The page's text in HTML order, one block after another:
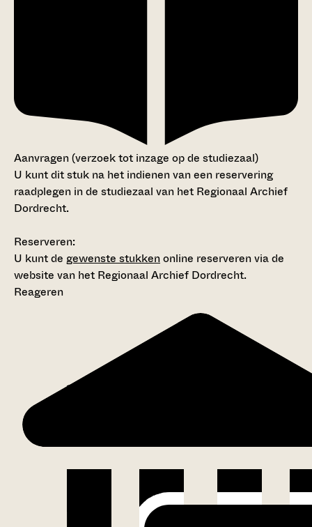
Aanvragen (verzoek tot inzage op de studiezaal)
U kunt dit stuk na het indienen van een reservering
raadplegen in de studiezaal van het Regionaal Archief
Dordrecht.
Reserveren:
U kunt de gewenste stukkenonline reserveren via de
website van het Regionaal Archief Dordrecht.
Reageren